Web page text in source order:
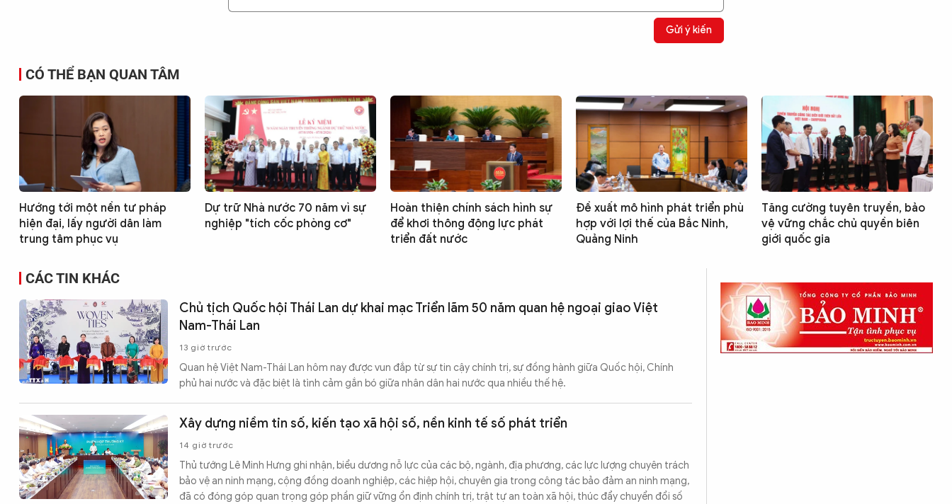
Tìm kiếm
Gửi ý kiến
CÓ THỂ BẠN QUAN TÂM
Hướng tới một nền tư pháp
hiện đại, lấy người dân làm
trung tâm phục vụ
Dự trữ Nhà nước 70 năm vì sự
nghiệp "tích cốc phòng cơ"
Hoàn thiện chính sách hình sự
để khơi thông động lực phát
triển đất nước
Đề xuất mô hình phát triển phù
hợp với lợi thế của Bắc Ninh,
Quảng Ninh
Tăng cường tuyên truyền, bảo
vệ vững chắc chủ quyền biên
giới quốc gia
CÁC TIN KHÁC
Chủ tịch Quốc hội Thái Lan dự khai mạc Triển lãm 50 năm quan hệ ngoại giao Việt
Nam-Thái Lan
13 giờ trước
Quan hệ Việt Nam-Thái Lan hôm nay được vun đắp từ sự tin cậy chính trị, sự đồng hành giữa Quốc hội, Chính
phủ hai nước và đặc biệt là tình cảm gắn bó giữa nhân dân hai nước qua nhiều thế hệ.
Xây dựng niềm tin số, kiến tạo xã hội số, nền kinh tế số phát triển
14 giờ trước
Thủ tướng Lê Minh Hưng ghi nhận, biểu dương nỗ lực của các bộ, ngành, địa phương, các lực lượng chuyên trách
bảo vệ an ninh mạng, cộng đồng doanh nghiệp, các hiệp hội, chuyên gia trong công tác bảo đảm an ninh mạng,
đã có đóng góp quan trọng góp phần giữ vững ổn định chính trị, trật tự an toàn xã hội, thúc đẩy chuyển đổi số